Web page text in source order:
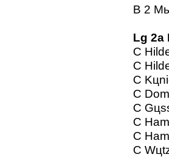
B 2
Lg 2a
C
C
C
C
C
C
C
C